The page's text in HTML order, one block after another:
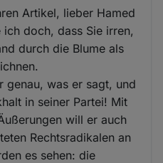
Artikel, lieber Hamed
doch, dass Sie irren,
durch die Blume als
genau, was er sagt, und
in seiner Partei! Mit
will er auch
Rechtsradikalen an
es sehen: die